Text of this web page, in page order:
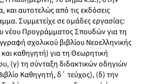
και αυτοτελώς από τις εκδόσεις
Συμμετείχε σε ομάδες εργασίας:
νέου Προγράμματος Σπουδών για τη
σχολικού βιβλίου Νεοελληνικής
καθηγητή) για τη Θεωρητική
(γ) τη σύνταξη διδακτικών οδηγιών
Καθηγητή, δ΄ τεύχος), (δ) την